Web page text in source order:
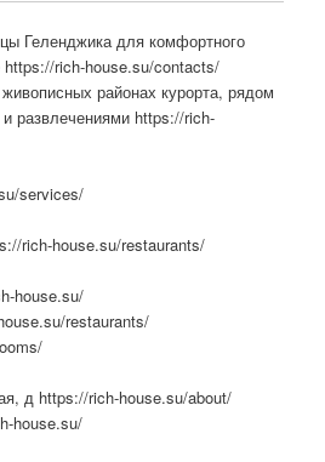
Геленджика для комфортного
rich-house.su/contacts/
районах курорта, рядом
развлечениями https://rich-
services/
rich-house.su/restaurants/
house.su/
restaurants/
д https://rich-house.su/about/
house.su/